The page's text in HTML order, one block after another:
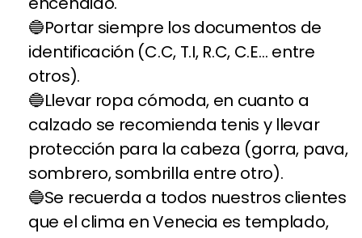
Portar siempre los documentos de
identificación (C.C, T.I, R.C, C.E… entre
otros).
Llevar ropa cómoda, en cuanto a
calzado se recomienda tenis y llevar
protección para la cabeza (gorra, pava,
sombrero, sombrilla entre otro).
Se recuerda a todos nuestros clientes
que el clima en Venecia es templado,